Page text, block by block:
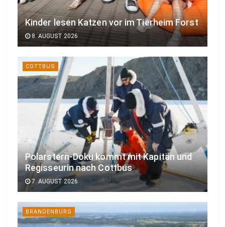
Kinder lesen Katzen vor im Tierheim Forst
8. AUGUST 2026
COTTBUS
Polarstern-Doku kommt mit Kapitän und
Regisseurin nach Cottbus
7. AUGUST 2026
BRANDENBURG